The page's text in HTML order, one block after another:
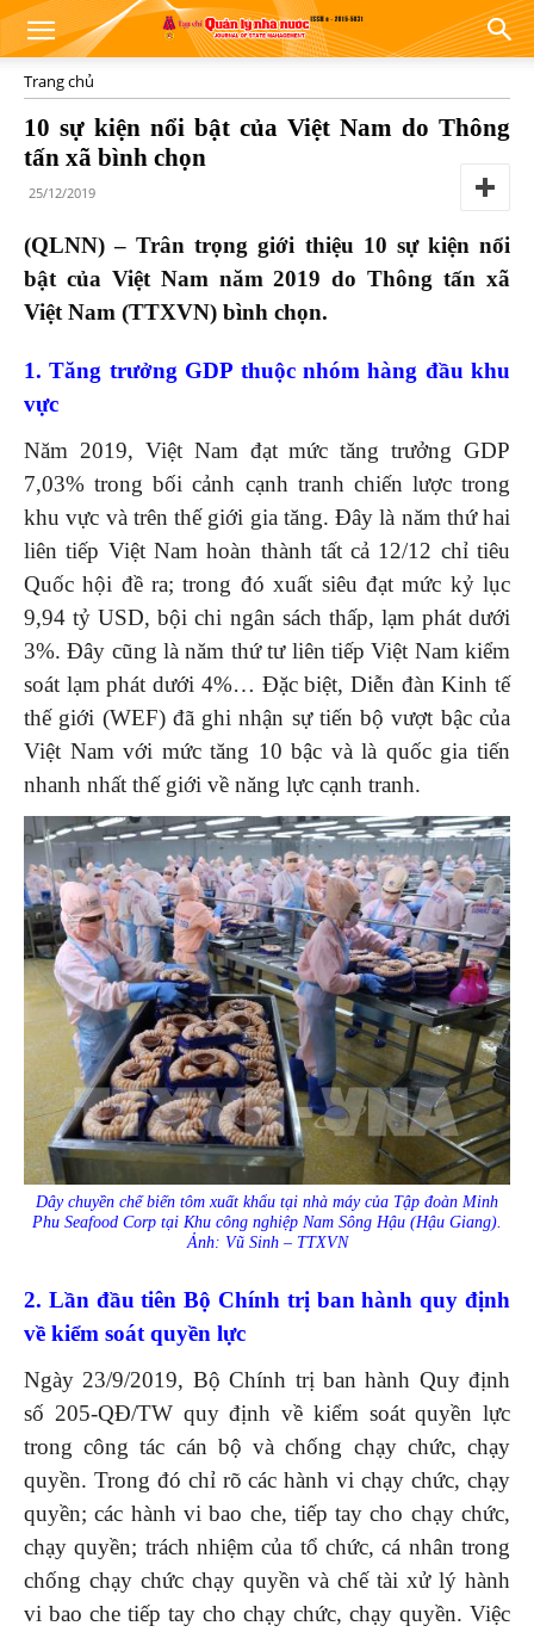
Trang chủ
10 sự kiện nổi bật của Việt Nam do Thông
tấn xã bình chọn
25/12/2019
(QLNN) – Trân trọng giới thiệu 10 sự kiện nổi
bật của Việt Nam năm 2019 do Thông tấn xã
Việt Nam (TTXVN) bình chọn.
1. Tăng trưởng GDP thuộc nhóm hàng đầu khu
vực
Năm 2019, Việt Nam đạt mức tăng trưởng GDP
7,03% trong bối cảnh cạnh tranh chiến lược trong
khu vực và trên thế giới gia tăng. Đây là năm thứ hai
liên tiếp Việt Nam hoàn thành tất cả 12/12 chỉ tiêu
Quốc hội đề ra; trong đó xuất siêu đạt mức kỷ lục
9,94 tỷ USD, bội chi ngân sách thấp, lạm phát dưới
3%. Đây cũng là năm thứ tư liên tiếp Việt Nam kiểm
soát lạm phát dưới 4%… Đặc biệt, Diễn đàn Kinh tế
thế giới (WEF) đã ghi nhận sự tiến bộ vượt bậc của
Việt Nam với mức tăng 10 bậc và là quốc gia tiến
nhanh nhất thế giới về năng lực cạnh tranh.
Dây chuyền chế biến tôm xuất khẩu tại nhà máy của Tập đoàn Minh
Phu Seafood Corp tại Khu công nghiệp Nam Sông Hậu (Hậu Giang).
Ảnh: Vũ Sinh – TTXVN
2. Lần đầu tiên Bộ Chính trị ban hành quy định
về kiểm soát quyền lực
Ngày 23/9/2019, Bộ Chính trị ban hành Quy định
số 205-QĐ/TW quy định về kiểm soát quyền lực
trong công tác cán bộ và chống chạy chức, chạy
quyền. Trong đó chỉ rõ các hành vi chạy chức, chạy
quyền; các hành vi bao che, tiếp tay cho chạy chức,
chạy quyền; trách nhiệm của tổ chức, cá nhân trong
chống chạy chức chạy quyền và chế tài xử lý hành
vi bao che tiếp tay cho chạy chức, chạy quyền. Việc